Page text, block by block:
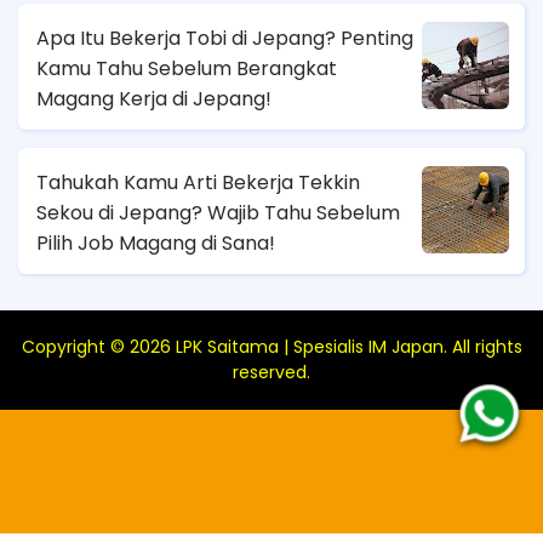
Apa Itu Bekerja Tobi di Jepang? Penting
Kamu Tahu Sebelum Berangkat
Magang Kerja di Jepang!
Tahukah Kamu Arti Bekerja Tekkin
Sekou di Jepang? Wajib Tahu Sebelum
Pilih Job Magang di Sana!
Copyright © 2026 LPK Saitama | Spesialis IM Japan. All rights
reserved.